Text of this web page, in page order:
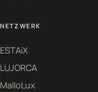
NETZWERK
ESTAiX
LUJORCA
MalloLux